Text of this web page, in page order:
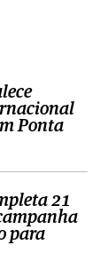
Ponta
21
para